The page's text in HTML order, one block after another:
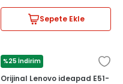
Sepete Ekle
%25 İndirim
LENOVO
Orijinal Lenovo ideapad E51-